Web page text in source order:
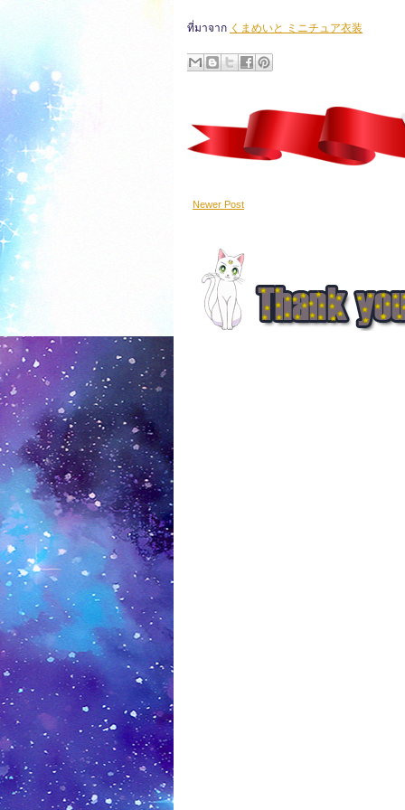
ที่มาจาก くまめいと ミニチュア衣装
Newer Post